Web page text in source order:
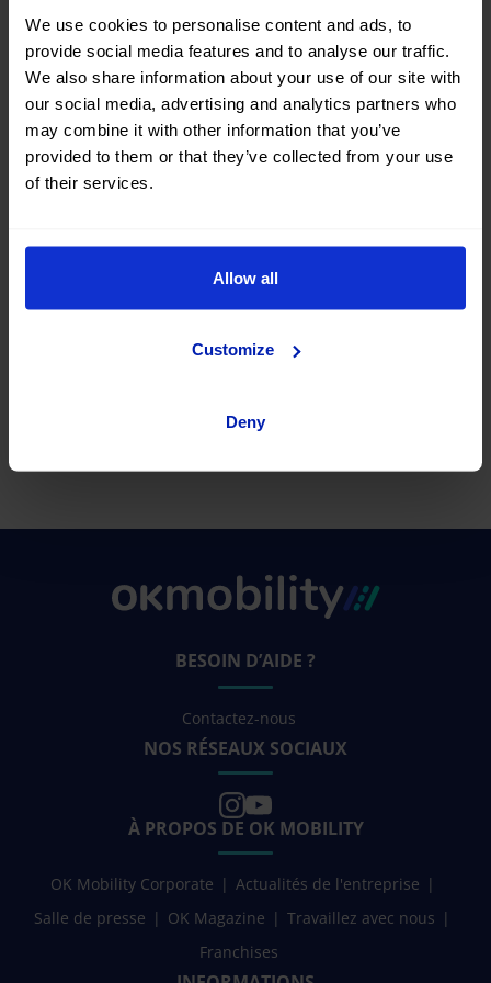
We use cookies to personalise content and ads, to
provide social media features and to analyse our traffic.
We also share information about your use of our site with
our social media, advertising and analytics partners who
may combine it with other information that you’ve
provided to them or that they’ve collected from your use
of their services.
Allow all
Customize
Deny
Navettes
Information sur les navettes
Tous nos Store qui sont situés à l'extérieur du terminal de
pendant les heures d'ouverture pour aller et revenir de
l'aéroport Pour savoir comment trouver le point de
BESOIN D’AIDE ?
Contactez-nous
NOS RÉSEAUX SOCIAUX
À PROPOS DE OK MOBILITY
OK Mobility Corporate
Actualités de l'entreprise
Salle de presse
OK Magazine
Travaillez avec nous
Franchises